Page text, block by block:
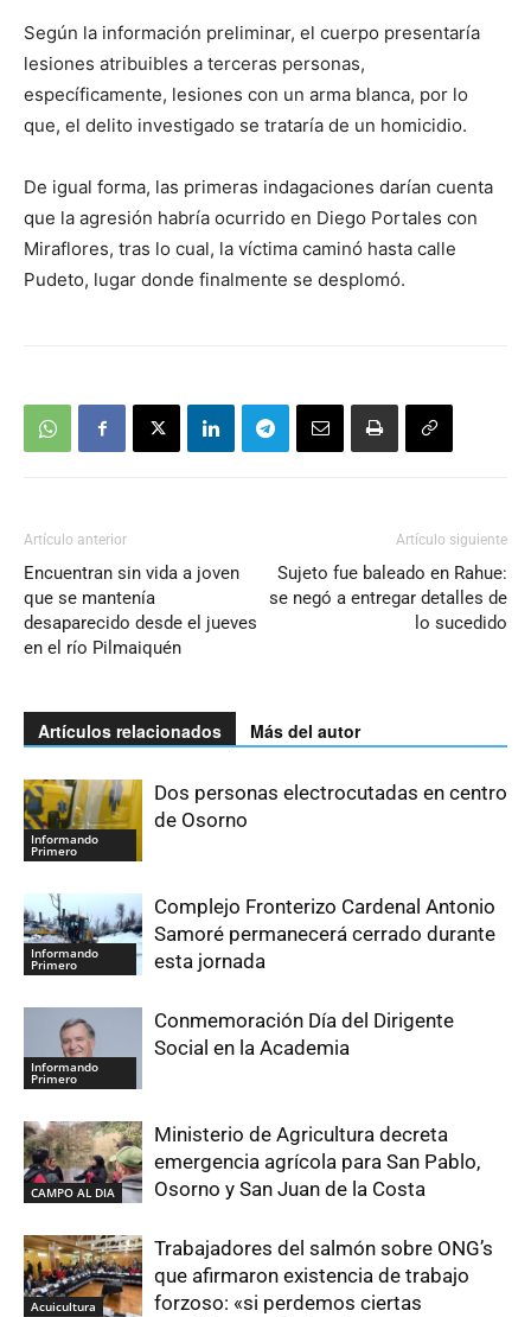
Según la información preliminar, el cuerpo presentaría
lesiones atribuibles a terceras personas,
específicamente, lesiones con un arma blanca, por lo
que, el delito investigado se trataría de un homicidio.
De igual forma, las primeras indagaciones darían cuenta
que la agresión habría ocurrido en Diego Portales con
Miraflores, tras lo cual, la víctima caminó hasta calle
Pudeto, lugar donde finalmente se desplomó.
Artículo anterior
Encuentran sin vida a joven
que se mantenía
desaparecido desde el jueves
en el río Pilmaiquén
Artículo siguiente
Sujeto fue baleado en Rahue:
se negó a entregar detalles de
lo sucedido
Artículos relacionados Más del autor
Informando
Primero
Dos personas electrocutadas en centro
de Osorno
Informando
Primero
Complejo Fronterizo Cardenal Antonio
Samoré permanecerá cerrado durante
esta jornada
Informando
Primero
Conmemoración Día del Dirigente
Social en la Academia
CAMPO AL DIA
Ministerio de Agricultura decreta
emergencia agrícola para San Pablo,
Osorno y San Juan de la Costa
Acuicultura
Trabajadores del salmón sobre ONG’s
que afirmaron existencia de trabajo
forzoso: «si perdemos ciertas